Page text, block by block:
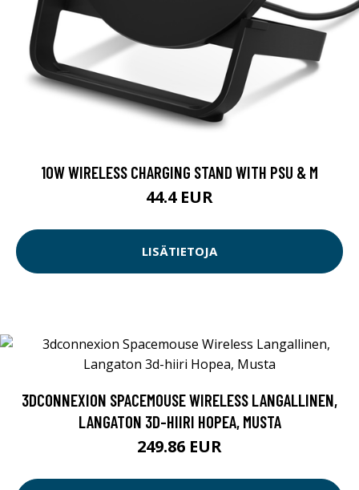
10W WIRELESS CHARGING STAND WITH PSU & M
44.4 EUR
LISÄTIETOJA
3DCONNEXION SPACEMOUSE WIRELESS LANGALLINEN,
LANGATON 3D-HIIRI HOPEA, MUSTA
249.86 EUR